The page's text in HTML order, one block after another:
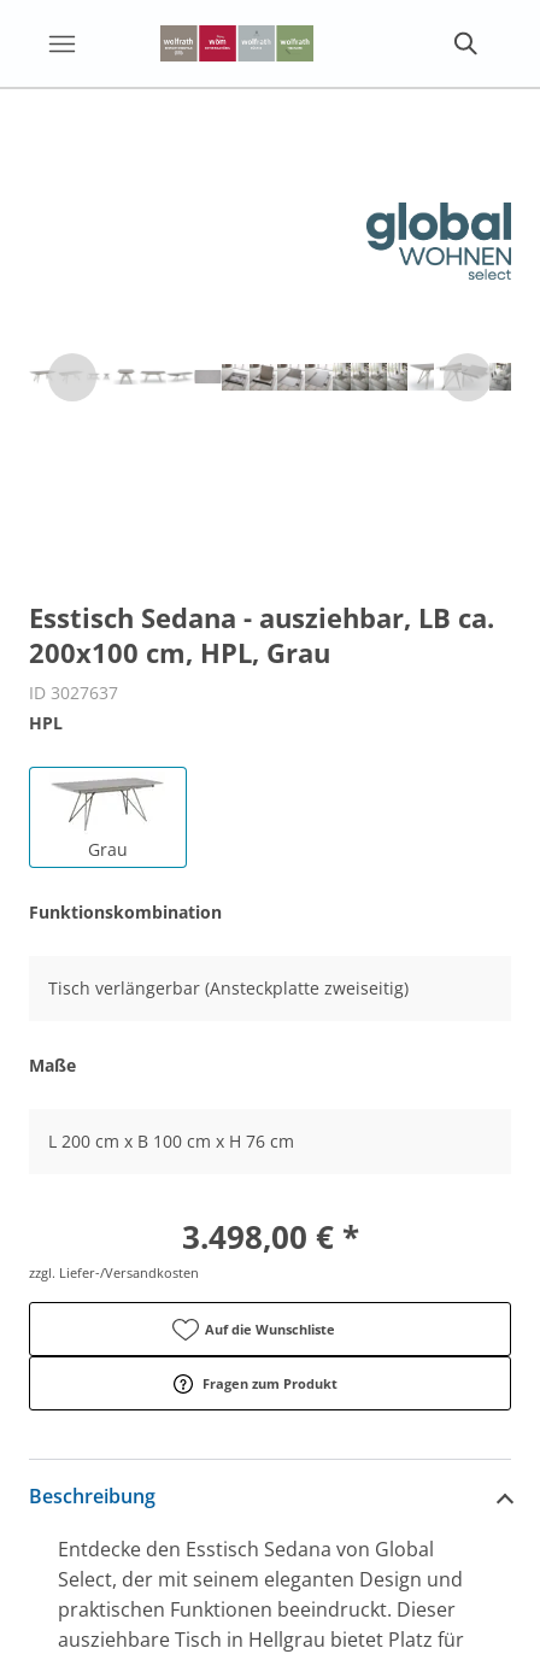
Esstisch Sedana - ausziehbar, LB ca.
200x100 cm, HPL, Grau
ID 3027637
HPL
Grau
Funktionskombination
Tisch verlängerbar (Ansteckplatte zweiseitig)
Maße
L 200 cm x B 100 cm x H 76 cm
3.498,00 € *
zzgl. Liefer-/Versandkosten
Auf die Wunschliste
Fragen zum Produkt
Beschreibung
Entdecke den Esstisch Sedana von Global
Select, der mit seinem eleganten Design und
praktischen Funktionen beeindruckt. Dieser
ausziehbare Tisch in Hellgrau bietet Platz für